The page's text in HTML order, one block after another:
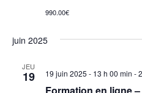
990.00€
juin 2025
JEU
19 19 juin 2025 - 13 h 00 min -